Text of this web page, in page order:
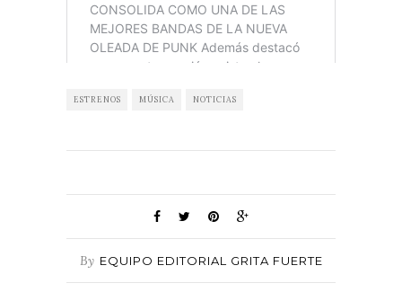
ESTRENOS MÚSICA NOTICIAS
By EQUIPO EDITORIAL GRITA FUERTE